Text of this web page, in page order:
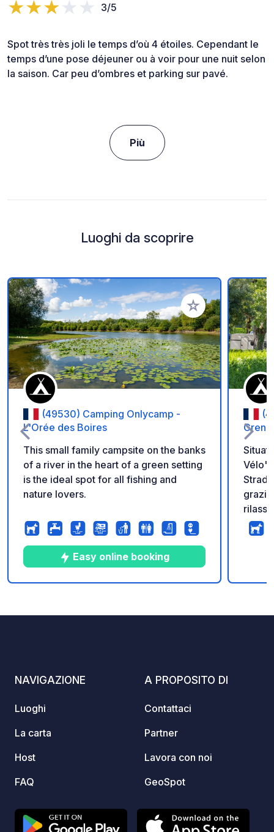
3/5
Spot très très joli le temps d’où 4 étoiles. Cependant le
temps d’une pose déjeuner ou à voir pour une nuit selon
la saison. Car peu d’ombres et parking sur pavé.
Più
Luoghi da scoprire
Aggiungi ai tuoi
(49530) Camping Onlycamp -
L'Orée des Boires
This small family campsite on the banks
of a river in the heart of a green setting
is the ideal spot for all fishing and
nature lovers.
Easy online booking
Vélo"
NAVIGAZIONE
Luoghi
La carta
Host
FAQ
A PROPOSITO DI
Contattaci
Partner
Lavora con noi
GeoSpot